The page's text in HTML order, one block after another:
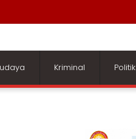
Kriminal Politik